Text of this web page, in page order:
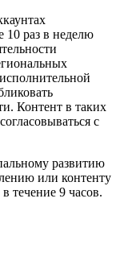
10 раз в неделю
Контент в таких
с
развитию
или контенту
течение 9 часов.